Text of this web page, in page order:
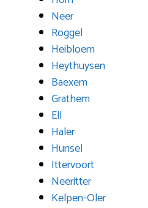
Neer
Roggel
Heibloem
Heythuysen
Baexem
Grathem
Ell
Haler
Hunsel
Ittervoort
Neeritter
Kelpen-Oler